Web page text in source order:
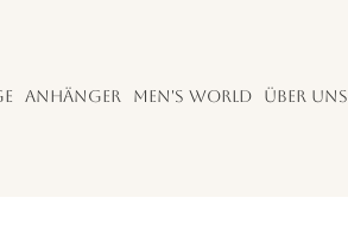
Anhänger Men's World Über uns